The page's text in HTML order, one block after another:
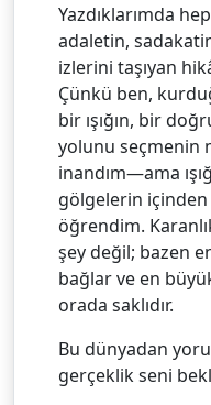
Yazdıklarımda
adaletin,
izlerini taşıyan
Çünkü ben,
bir ışığın, bir
yolunu seçmenin
inandım—ama
gölgelerin
öğrendim.
şey değil; bazen
bağlar ve en
orada saklıdır.
Bu dünyadan
gerçeklik seni